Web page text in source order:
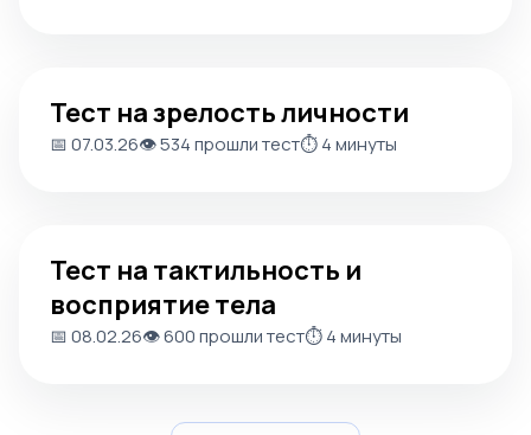
Тест на зрелость личности
📅 07.03.26👁️ 534 прошли тест⏱️ 4 минуты
Тест на тактильность и
восприятие тела
📅 08.02.26👁️ 600 прошли тест⏱️ 4 минуты